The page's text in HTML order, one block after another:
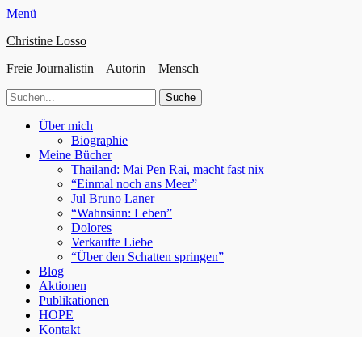
Menü
Christine Losso
Freie Journalistin – Autorin – Mensch
Suche
nach:
Primäres
Menü
Zum
springen
Über mich
Biographie
Meine Bücher
Thailand: Mai Pen Rai, macht fast nix
“Einmal noch ans Meer”
Jul Bruno Laner
“Wahnsinn: Leben”
Dolores
Verkaufte Liebe
“Über den Schatten springen”
Blog
Aktionen
Publikationen
HOPE
Kontakt